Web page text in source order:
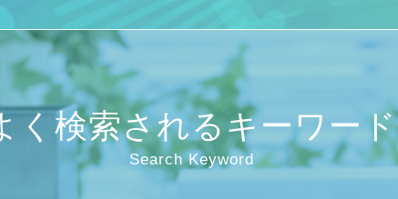
く検索されるキーワード
Search Keyword